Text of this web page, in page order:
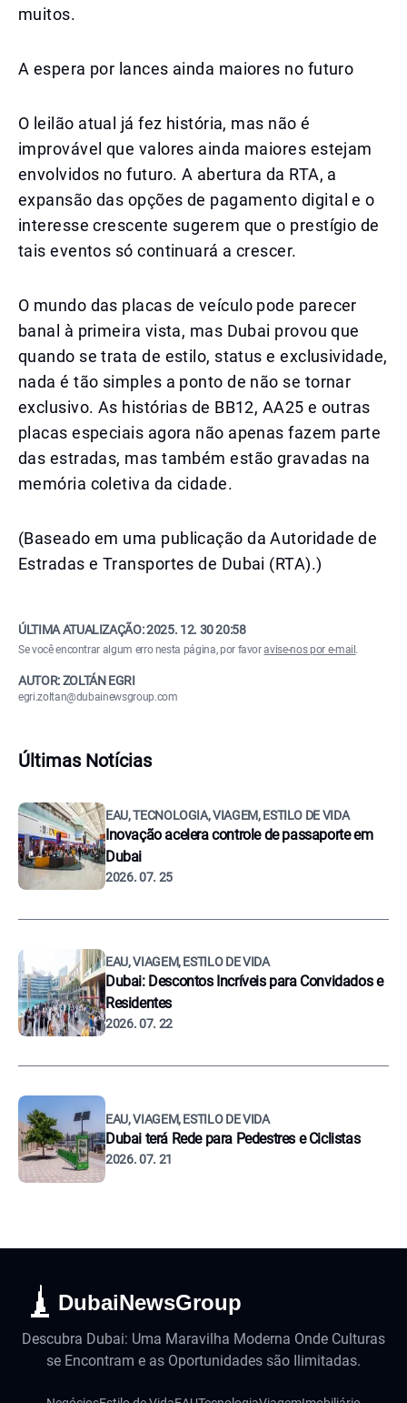
muitos.
A espera por lances ainda maiores no futuro
O leilão atual já fez história, mas não é
improvável que valores ainda maiores estejam
envolvidos no futuro. A abertura da RTA, a
expansão das opções de pagamento digital e o
interesse crescente sugerem que o prestígio de
tais eventos só continuará a crescer.
O mundo das placas de veículo pode parecer
banal à primeira vista, mas Dubai provou que
quando se trata de estilo, status e exclusividade,
nada é tão simples a ponto de não se tornar
exclusivo. As histórias de BB12, AA25 e outras
placas especiais agora não apenas fazem parte
das estradas, mas também estão gravadas na
memória coletiva da cidade.
(Baseado em uma publicação da Autoridade de
Estradas e Transportes de Dubai (RTA).)
ÚLTIMA ATUALIZAÇÃO:2025. 12. 30 20:58
Se você encontrar algum erro nesta página, por favoravise-nos por e-mail .
AUTOR: ZOLTÁN EGRI
egri.zoltan@dubainewsgroup.com
Últimas Notícias
EAU, TECNOLOGIA, VIAGEM, ESTILO DE VIDA
Inovação acelera controle de passaporte em
Dubai
2026. 07. 25
EAU, VIAGEM, ESTILO DE VIDA
Dubai: Descontos Incríveis para Convidados e
Residentes
2026. 07. 22
EAU, VIAGEM, ESTILO DE VIDA
Dubai terá Rede para Pedestres e Ciclistas
2026. 07. 21
DubaiNewsGroup
Descubra Dubai: Uma Maravilha Moderna Onde Culturas
se Encontram e as Oportunidades são Ilimitadas.